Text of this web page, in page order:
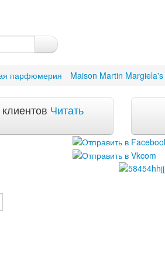
парфюмерия Maison Martin Margiela's
Читать